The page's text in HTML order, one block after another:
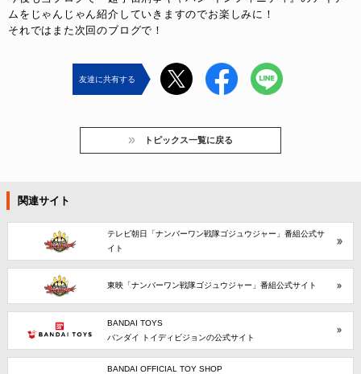
ムをじゃんじゃん紹介していきますのでお楽しみに！
それではまた次回のブログで！
友達に共有する
トピックス一覧に戻る
関連サイト
テレビ朝日「ナンバーワン戦隊ゴジュウジャー」番組公式サ
イト
東映「ナンバーワン戦隊ゴジュウジャー」番組公式サイト
BANDAI TOYS
バンダイ トイディビジョンの公式サイト
BANDAI OFFICIAL TOY SHOP